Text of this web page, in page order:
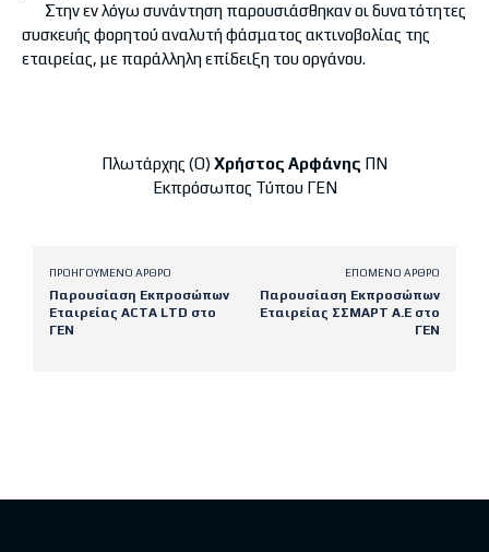
Στην εν λόγω συνάντηση παρουσιάσθηκαν οι δυνατότητες
συσκευής φορητού αναλυτή φάσματος ακτινοβολίας της
εταιρείας, με παράλληλη επίδειξη του οργάνου.
Πλωτάρχης (Ο) Χρήστος Αρφάνης ΠΝ
Εκπρόσωπος Τύπου ΓΕΝ
ΠΡΟΗΓΟΎΜΕΝΟ ΆΡΘΡΟ
Παρουσίαση Εκπροσώπων
Εταιρείας ACTA LTD στο
ΓΕΝ
ΕΠΌΜΕΝΟ ΆΡΘΡΟ
Παρουσίαση Εκπροσώπων
Εταιρείας ΣΣΜΑΡΤ Α.Ε στο
ΓΕΝ